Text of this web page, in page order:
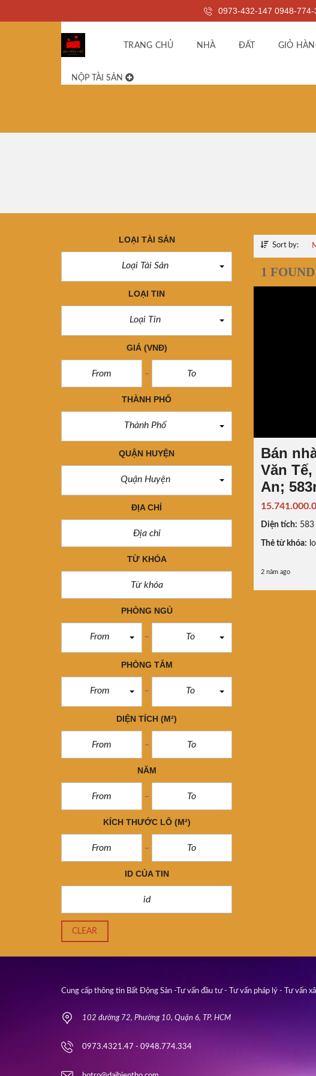
0973-432-147 0948-774-
TRANG CHỦ NHÀ ĐẤT GIỎ
NỘP TÀI SẢN
LOẠI TÀI SẢN
Loại Tài Sản
LOẠI TIN
Loại Tin
GIÁ (VNĐ)
THÀNH PHỐ
Thành Phố
QUẬN HUYỆN
Quận Huyện
ĐỊA CHỈ
TỪ KHÓA
PHÒNG NGỦ
From To
PHÒNG TẮM
From To
DIỆN TÍCH (M²)
NĂM
KÍCH THƯỚC LÔ (M²)
ID CỦA TIN
CLEAR
Sort by:
1 FOUND
Bán
Văn
An;
Diện tích: 583
Thẻ từ khóa:
2 năm ago
Cung cấp thông tin Bất Động Sản -Tư vấn đầu tư - Tư vấn pháp lý - Tư vấn
102 đường 72, Phường 10, Quận 6, TP. HCM
0973.4321.47 - 0948.774.334